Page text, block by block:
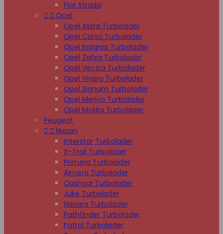
Fiat Strada
  Opel
Opel Astra Turbolader
Opel Corsa Turbolader
Opel Insignia Turbolader
Opel Zafira Turbolader
Opel Vectra Turbolader
Opel Vivaro Turbolader
Opel Signum Turbolader
Opel Meriva Turbolader
Opel Mokka Turbolader
Peugeot
  Nissan
Interstar Turbolader
X-Trail Turbolader
Primera Turbolader
Almera Turbolader
Qashqai Turbolader
Juke Turbolader
Navara Turbolader
Pathfinder Turbolader
Patrol Turbolader